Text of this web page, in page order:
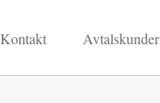
Kontakt Avtalskunder